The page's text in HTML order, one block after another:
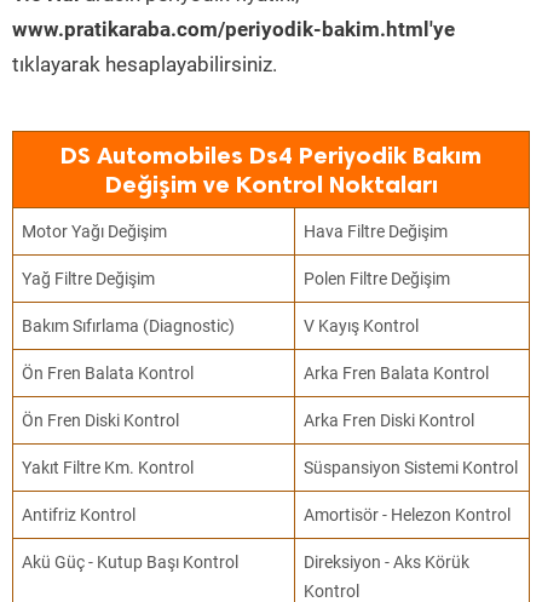
www.pratikaraba.com/periyodik-bakim.html'ye
tıklayarak hesaplayabilirsiniz.
DS Automobiles Ds4 Periyodik Bakım
Değişim ve Kontrol Noktaları
Motor Yağı Değişim Hava Filtre Değişim
Yağ Filtre Değişim Polen Filtre Değişim
Bakım Sıfırlama (Diagnostic) V Kayış Kontrol
Ön Fren Balata Kontrol Arka Fren Balata Kontrol
Ön Fren Diski Kontrol Arka Fren Diski Kontrol
Yakıt Filtre Km. Kontrol Süspansiyon Sistemi Kontrol
Antifriz Kontrol Amortisör - Helezon Kontrol
Akü Güç - Kutup Başı Kontrol
Direksiyon - Aks Körük
Kontrol